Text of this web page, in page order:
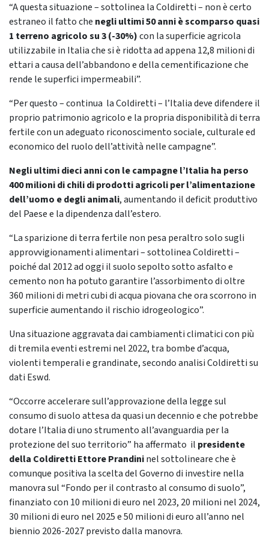
“A questa situazione – sottolinea la Coldiretti – non è certo
estraneo il fatto che negli ultimi 50 anni è scomparso quasi
1 terreno agricolo su 3 (-30%)con la superficie agricola
utilizzabile in Italia che si è ridotta ad appena 12,8 milioni di
ettari a causa dell’abbandono e della cementificazione che
rende le superfici impermeabili”.
“Per questo – continua la Coldiretti – l’Italia deve difendere il
proprio patrimonio agricolo e la propria disponibilità di terra
fertile con un adeguato riconoscimento sociale, culturale ed
economico del ruolo dell’attività nelle campagne”.
Negli ultimi dieci anni con le campagne l’Italia ha perso
400 milioni di chili di prodotti agricoli per l’alimentazione
dell’uomo e degli animali, aumentando il deficit produttivo
del Paese e la dipendenza dall’estero.
“La sparizione di terra fertile non pesa peraltro solo sugli
approvvigionamenti alimentari – sottolinea Coldiretti –
poiché dal 2012 ad oggi il suolo sepolto sotto asfalto e
cemento non ha potuto garantire l’assorbimento di oltre
360 milioni di metri cubi di acqua piovana che ora scorrono in
superficie aumentando il rischio idrogeologico”.
Una situazione aggravata dai cambiamenti climatici con più
di tremila eventi estremi nel 2022, tra bombe d’acqua,
violenti temperali e grandinate, secondo analisi Coldiretti su
dati Eswd.
“Occorre accelerare sull’approvazione della legge sul
consumo di suolo attesa da quasi un decennio e che potrebbe
dotare l’Italia di uno strumento all’avanguardia per la
protezione del suo territorio” ha affermato il presidente
della Coldiretti Ettore Prandininel sottolineare che è
comunque positiva la scelta del Governo di investire nella
manovra sul “Fondo per il contrasto al consumo di suolo”,
finanziato con 10 milioni di euro nel 2023, 20 milioni nel 2024,
30 milioni di euro nel 2025 e 50 milioni di euro all’anno nel
biennio 2026-2027 previsto dalla manovra.